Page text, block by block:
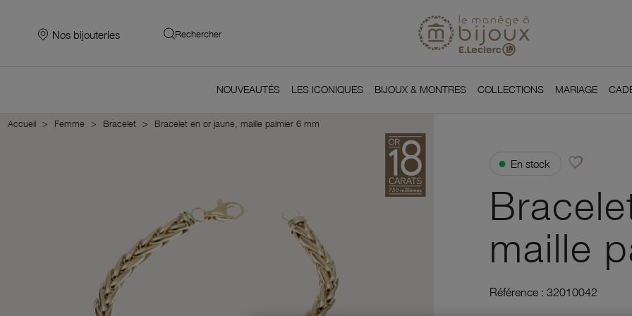
Nos bijouteries Rechercher
NOUVEAUTÉS LES ICONIQUES BIJOUX & MONTRES COLLECTIONS MARIAGE
Accueil Femme Bracelet Bracelet en or jaune, maille palmier 6 mm
● En stock favorite_borderAjouter à vos
maille
Référence : 32010042